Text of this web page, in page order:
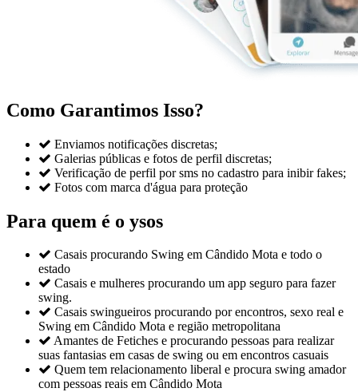
Como Garantimos Isso?
 Enviamos notificações discretas;
 Galerias públicas e fotos de perfil discretas;
 Verificação de perfil por sms no cadastro para inibir fakes;
 Fotos com marca d'água para proteção
Para quem é o ysos
 Casais procurando Swing em Cândido Mota e todo o
estado
 Casais e mulheres procurando um app seguro para fazer
swing.
 Casais swingueiros procurando por encontros, sexo real e
Swing em Cândido Mota e região metropolitana
 Amantes de Fetiches e procurando pessoas para realizar
suas fantasias em casas de swing ou em encontros casuais
 Quem tem relacionamento liberal e procura swing amador
com pessoas reais em Cândido Mota